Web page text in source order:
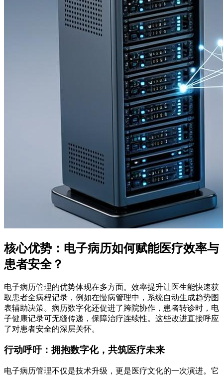
核心优势：电子病历如何赋能医疗效率与
患者安全？
电子病历管理的优势体现在多方面。效率提升让医生能快速获
取患者全病程记录，例如在慢病管理中，系统自动生成趋势图
表辅助决策。病历数字化还促进了跨院协作，患者转诊时，电
子健康记录可无缝传递，保障治疗连续性。这些改进直接呼应
了对患者安全的深层关怀。
行动呼吁：拥抱数字化，共筑医疗未来
电子病历管理不仅是技术升级，更是医疗文化的一次演进。它